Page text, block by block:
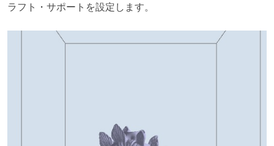
ラフト・サポートを設定します。